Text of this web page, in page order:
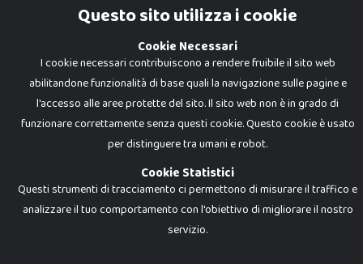
Dadi e Mattoncini è un brand di Giocabene Srl. Ogni riproduzione o utilizzo non
espressamente autorizzato è severamente vietato. Tutti i loghi, marchi,
brand elencati nel presente shop sono di proprietà dei rispettivi titolari.
I prezzi e le promozioni pubblicate potrebbero differire da quanto esposto in
negozio.
Giocabene Srl - via della Posta 8, 20123 Milano (MI)
P.IVA 02608090425 - REA AN201199 - C.S. 10.000 i.v.
Questo sito utilizza i cookie
Cookie Necessari
I cookie necessari contribuiscono a rendere fruibile il sito web
abilitandone funzionalità di base quali la navigazione sulle pagine e
l'accesso alle aree protette del sito. Il sito web non è in grado di
funzionare correttamente senza questi cookie. Questo cookie è usato
per distinguere tra umani e robot.
Cookie Statistici
Questi strumenti di tracciamento ci permettono di misurare il traffico e
analizzare il tuo comportamento con l'obiettivo di migliorare il nostro
servizio.